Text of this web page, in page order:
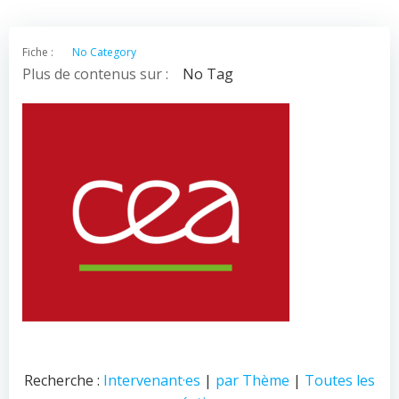
Fiche : No Category
Plus de contenus sur : No Tag
Recherche : Intervenant·es | par Thème | Toutes les